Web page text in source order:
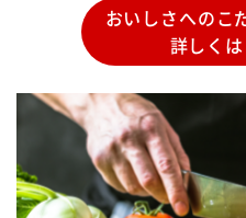
おいしさへのこ
詳しく